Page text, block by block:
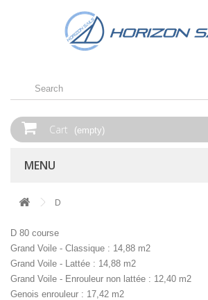
Cart (empty)
MENU
D
D 80 course
Grand Voile - Classique : 14,88 m2
Grand Voile - Lattée : 14,88 m2
Grand Voile - Enrouleur non lattée : 12,40 m2
Genois enrouleur : 17,42 m2